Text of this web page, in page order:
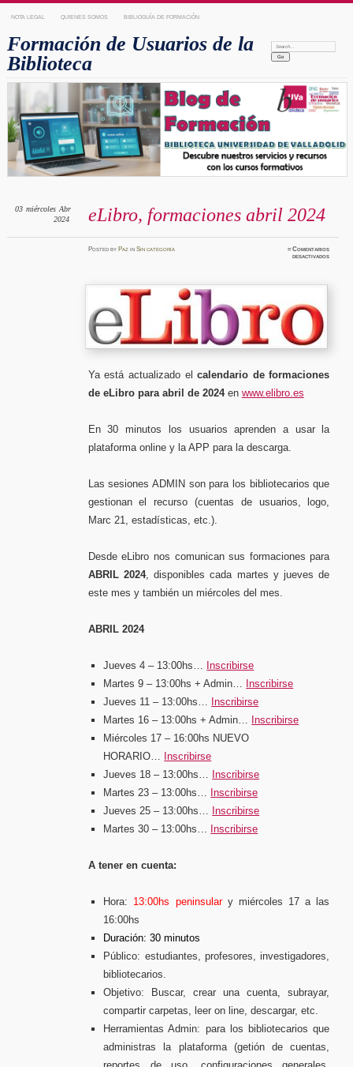
NOTA LEGAL QUIENES SOMOS BIBLIOGUÍA DE FORMACIÓN
Formación de Usuarios de la
Biblioteca
Search:
eLibro, formaciones abril 2024
03 miércoles Abr
2024
PostedbyPaz inSin categoría ≈Comentarios
desactivadosen
Ya está actualizado elcalendario de formaciones
de eLibro para abril de 2024en www.elibro.es
En 30 minutos los usuarios aprenden a usar la
plataforma online y la APP para la descarga.
Las sesiones ADMIN son para los bibliotecarios que
gestionan el recurso (cuentas de usuarios, logo,
Marc 21, estadísticas, etc.).
Desde eLibro nos comunican sus formaciones para
ABRIL 2024, disponibles cada martes y jueves de
este mes y también un miércoles del mes.
ABRIL 2024
Jueves 4 – 13:00hs… Inscribirse
Martes 9 – 13:00hs + Admin… Inscribirse
Jueves 11 – 13:00hs… Inscribirse
Martes 16 – 13:00hs + Admin… Inscribirse
Miércoles 17 – 16:00hs NUEVO
HORARIO… Inscribirse
Jueves 18 – 13:00hs… Inscribirse
Martes 23 – 13:00hs… Inscribirse
Jueves 25 – 13:00hs… Inscribirse
Martes 30 – 13:00hs… Inscribirse
A tener en cuenta:
Hora: 13:00hs peninsulary miércoles 17 a las
16:00hs
Duración: 30 minutos
Público: estudiantes, profesores, investigadores,
bibliotecarios.
Objetivo: Buscar, crear una cuenta, subrayar,
compartir carpetas, leer on line, descargar, etc.
Herramientas Admin: para los bibliotecarios que
administras la plataforma (getión de cuentas,